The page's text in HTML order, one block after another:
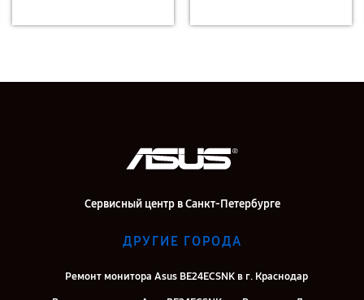
Сервисный центр в Санкт-Петербурге
ДРУГИЕ ГОРОДА
Ремонт монитора Asus BE24ECSNK в г. Краснодар